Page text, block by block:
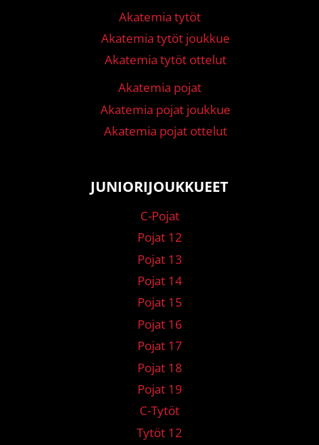
Akatemia tytöt
Akatemia tytöt joukkue
Akatemia tytöt ottelut
Akatemia pojat
Akatemia pojat joukkue
Akatemia pojat ottelut
JUNIORIJOUKKUEET
C-Pojat
Pojat 12
Pojat 13
Pojat 14
Pojat 15
Pojat 16
Pojat 17
Pojat 18
Pojat 19
C-Tytöt
Tytöt 12